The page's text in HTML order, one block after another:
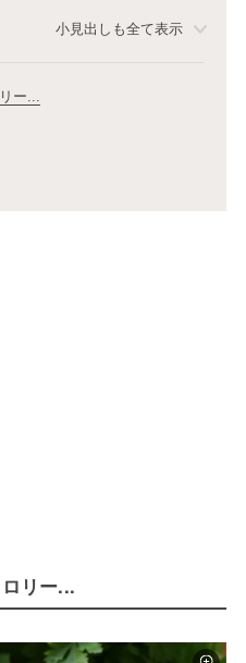
小見出しも全て表示
ー...
リー...